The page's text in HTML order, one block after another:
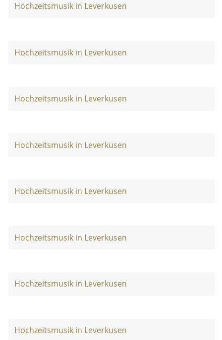
Hochzeitsmusik in Leverkusen
Hochzeitsmusik in Leverkusen
Hochzeitsmusik in Leverkusen
Hochzeitsmusik in Leverkusen
Hochzeitsmusik in Leverkusen
Hochzeitsmusik in Leverkusen
Hochzeitsmusik in Leverkusen
Hochzeitsmusik in Leverkusen